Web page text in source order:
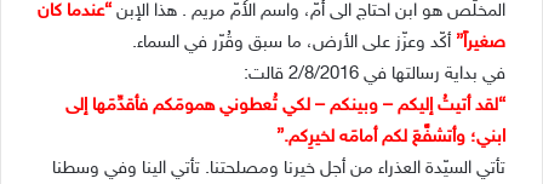
المخلّص هو ابن احتاج الى أُمّ، واسم الأُمّ مريم . هذا الإبن “عندما كان
صغيراً” أكّد وعزّز على الأرض، ما سبق وقُرّر في السماء.
في بداية رسالتها في 2/8/2016 قالت:
“لقد أتيتُ إليكم – وبينكم – لكي تُعطوني همومَكم فأقدِّمَها إلى
ابني؛ وأتشفَّعَ لكم أمامَه لخيرِكم.”
تأتي السيّدة العذراء من أجل خيرنا ومصلحتنا. تأتي الينا وفي وسطنا